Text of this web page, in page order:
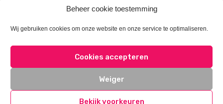
Beheer cookie toestemming
Wij gebruiken cookies om onze website en onze service te optimaliseren.
Cookies accepteren
Weiger
Bekijk voorkeuren
DISCLAIMER PRIVACY
CONTACT
COOKIES BEHEREN